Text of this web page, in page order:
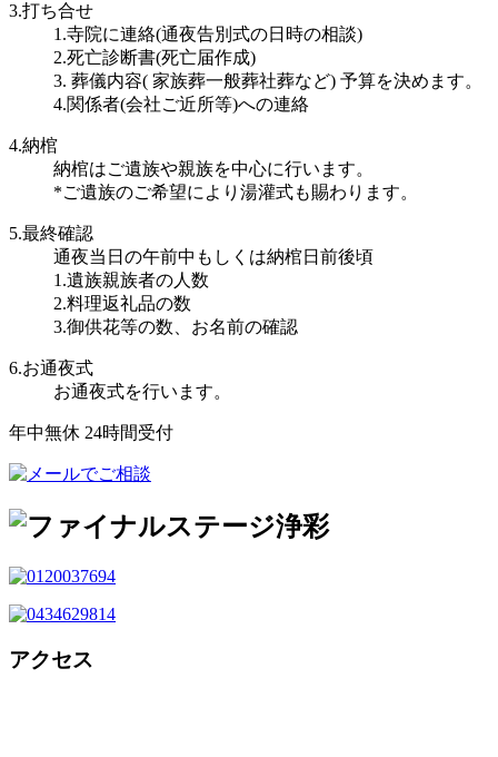
3.打ち合せ
1.寺院に連絡(通夜告別式の日時の相談)
2.死亡診断書(死亡届作成)
3. 葬儀内容( 家族葬一般葬社葬など) 予算を決めます。
4.関係者(会社ご近所等)への連絡
4.納棺
納棺はご遺族や親族を中心に行います。
*ご遺族のご希望により湯灌式も賜わります。
5.最終確認
通夜当日の午前中もしくは納棺日前後頃
1.遺族親族者の人数
2.料理返礼品の数
3.御供花等の数、お名前の確認
6.お通夜式
お通夜式を行います。
年中無休 24時間受付
アクセス